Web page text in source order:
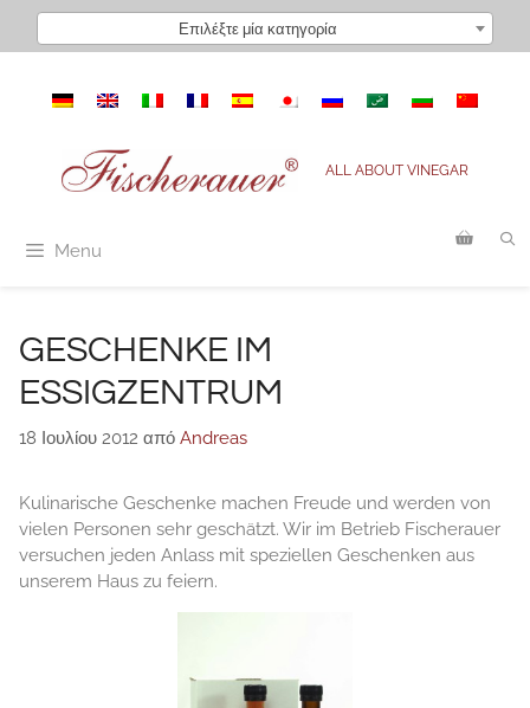
Μετάβαση
Επιλέξτε μία κατηγορία
ALL ABOUT VINEGAR
Menu
GESCHENKE IM
ESSIGZENTRUM
18 Ιουλίου 2012 από Andreas
Kulinarische Geschenke machen Freude und werden von
vielen Personen sehr geschätzt. Wir im Betrieb Fischerauer
versuchen jeden Anlass mit speziellen Geschenken aus
unserem Haus zu feiern.